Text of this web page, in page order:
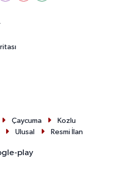
Çaycuma
Kozlu
Ulusal Resmi İlan